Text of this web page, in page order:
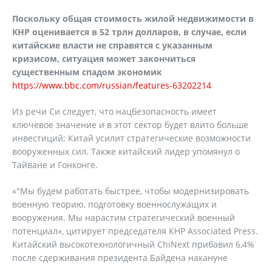
Поскольку общая стоимость жилой недвижимости в
КНР оценивается в 52 трлн долларов, в случае, если
китайские власти не справятся с указанным
кризисом, ситуация может закончиться
существенным спадом экономик
https://www.bbc.com/russian/features-63202214
Из речи Си следует, что нацбезопасность имеет
ключевое значение и в этот сектор будет влито больше
инвестиций; Китай усилит стратегические возможности
вооруженных сил. Также китайский лидер упомянул о
Тайване и Гонконге.
«"Мы будем работать быстрее, чтобы модернизировать
военную теорию, подготовку военнослужащих и
вооружения. Мы нарастим стратегический военный
потенциал», цитирует председателя КНР Associated Press.
Китайский высокотехнологичный ChiNext прибавил 6,4%
после сдерживания президента Байдена накануне